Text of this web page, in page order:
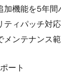
加機能を5年間
ティパッチ対応
メンテナンス
ート